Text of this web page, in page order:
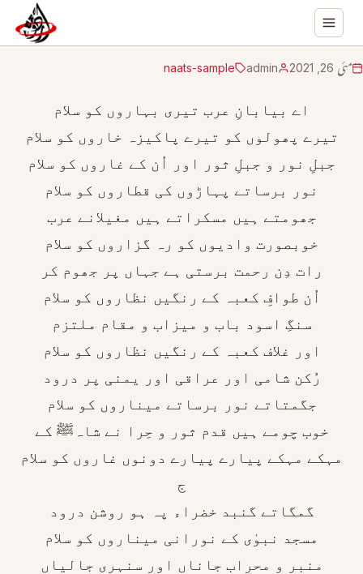
مئی 26, 2021 admin
naats-sample
اے بیابانِ عرب تیری بہاروں کو سلام
تیرے پھولوں کو تیرے پاکیزہ خاروں کو سلام
جبلِ نور و جبلِ ثور اور اُن کے غاروں کو سلام
نور برساتے پہاڑوں کی قطاروں کو سلام
جھومتے ہیں مسکراتے ہیں مغیلانے عرب
خوبصورت وادیوں کو رہ گزاروں کو سلام
رات دِن رحمت برستی ہے جہاں پر جھوم کر
اُن طوافِ کعبہ کے رنگیں نظاروں کو سلام
سنگِ اسود باب و میزاب و مقام ملتزم
اور غلاف کعبہ کے رنگیں نظاروں کو سلام
رُکن شامی اور عراقی اور یمنی پر درود
جگمتاتے نور برساتے میناروں کو سلام
خوب چومے ہیں قدم ثور و حِرا نے شاہﷺ کے
مہکے مہکے پیارے پیارے دونوں غاروں کو سلام
ج
گمگاتے گنبد خضراء پہ ہو روشن درود
مسجد نبوٰی کے نورانی میناروں کو سلام
منبر و محراب جاناں اور سنہری جالیاں